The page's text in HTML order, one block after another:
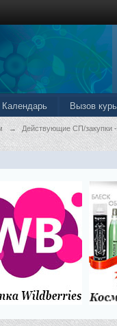
Вызов
Календарь
→ Действующие СП/закупки